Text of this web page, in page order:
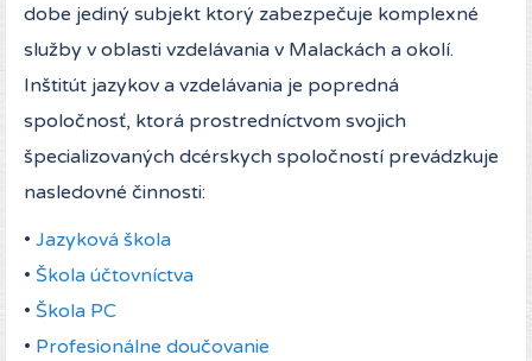
dobe jediný subjekt ktorý zabezpečuje komplexné
služby v oblasti vzdelávania v Malackách a okolí.
Inštitút jazykov a vzdelávania je popredná
spoločnosť, ktorá prostredníctvom svojich
špecializovaných dcérskych spoločností prevádzkuje
nasledovné činnosti:
• Jazyková škola
• Škola účtovníctva
• Škola PC
• Profesionálne doučovanie